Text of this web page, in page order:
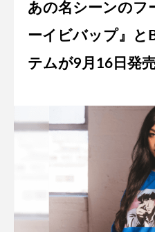
あの名シーンのフ
ーイビバップ』と
テムが9月16日発